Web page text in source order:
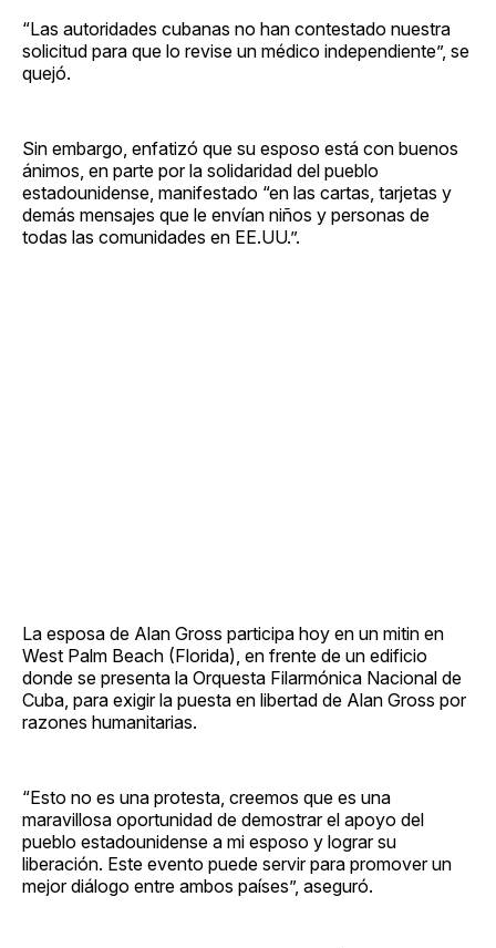
“Las autoridades cubanas no han contestado nuestra
solicitud para que lo revise un médico independiente”, se
quejó.
Sin embargo, enfatizó que su esposo está con buenos
ánimos, en parte por la solidaridad del pueblo
estadounidense, manifestado “en las cartas, tarjetas y
demás mensajes que le envían niños y personas de
todas las comunidades en EE.UU.”.
La esposa de Alan Gross participa hoy en un mitin en
West Palm Beach (Florida), en frente de un edificio
donde se presenta la Orquesta Filarmónica Nacional de
Cuba, para exigir la puesta en libertad de Alan Gross por
razones humanitarias.
“Esto no es una protesta, creemos que es una
maravillosa oportunidad de demostrar el apoyo del
pueblo estadounidense a mi esposo y lograr su
liberación. Este evento puede servir para promover un
mejor diálogo entre ambos países”, aseguró.